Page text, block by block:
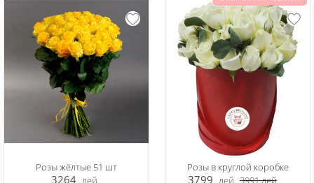
Розы жёлтые 51 шт
3264 лей
Розы в круглой коробке
3799 лей 3991лей